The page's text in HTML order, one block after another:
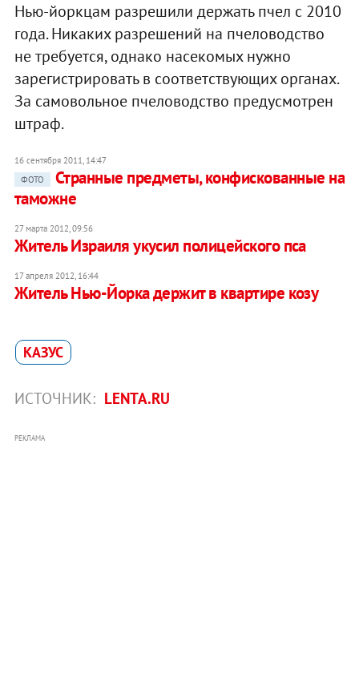
Нью-йоркцам разрешили держать пчел с 2010
года. Никаких разрешений на пчеловодство
не требуется, однако насекомых нужно
зарегистрировать в соответствующих органах.
За самовольное пчеловодство предусмотрен
штраф.
16 сентября 2011, 14:47
ФОТО
Странные предметы, конфискованные на
таможне
27 марта 2012, 09:56
Житель Израиля укусил полицейского пса
17 апреля 2012, 16:44
Житель Нью-Йорка держит в квартире козу
КАЗУС
ИСТОЧНИК: LENTA.RU
РЕКЛАМА